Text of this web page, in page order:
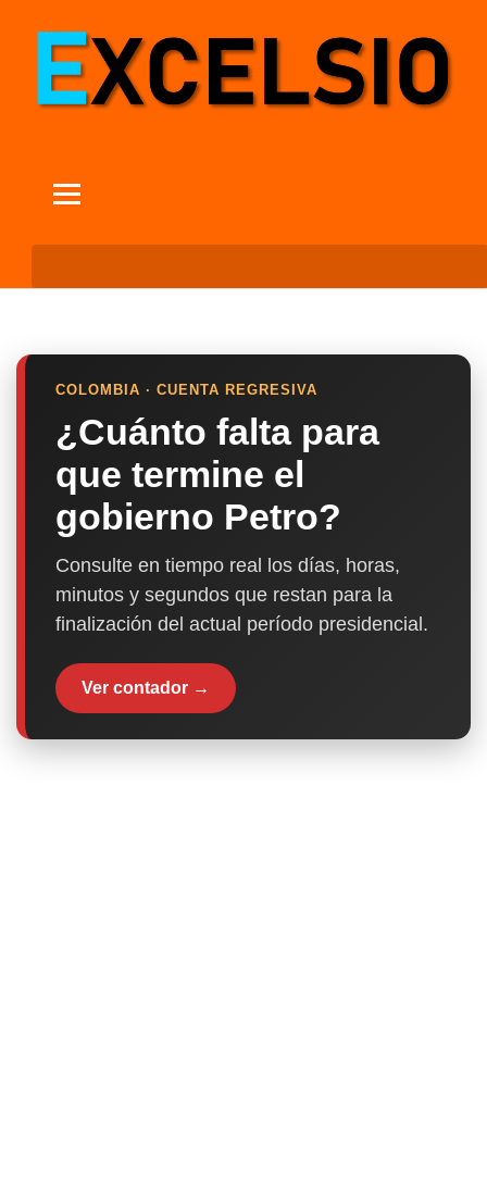
COLOMBIA · CUENTA REGRESIVA
¿Cuánto falta para
que termine el
gobierno Petro?
Consulte en tiempo real los días, horas,
minutos y segundos que restan para la
finalización del actual período presidencial.
Ver contador →